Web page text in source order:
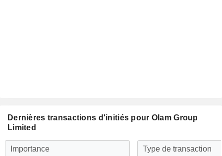
Dernières transactions d'initiés pour Olam Group
Limited
Importance
Type de transaction